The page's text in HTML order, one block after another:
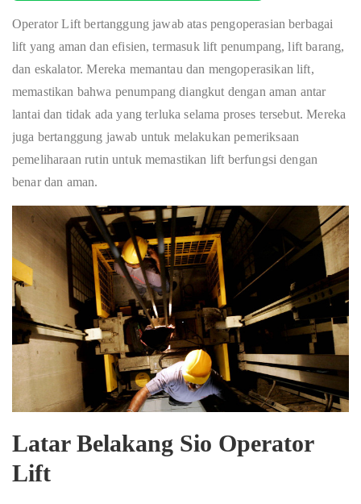
Operator Lift bertanggung jawab atas pengoperasian berbagai
lift yang aman dan efisien, termasuk lift penumpang, lift barang,
dan eskalator. Mereka memantau dan mengoperasikan lift,
memastikan bahwa penumpang diangkut dengan aman antar
lantai dan tidak ada yang terluka selama proses tersebut. Mereka
juga bertanggung jawab untuk melakukan pemeriksaan
pemeliharaan rutin untuk memastikan lift berfungsi dengan
benar dan aman.
Latar Belakang Sio Operator
Lift